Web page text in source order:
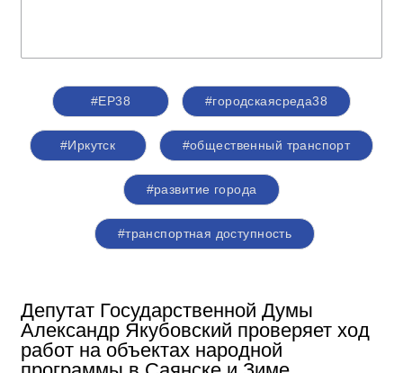
#ЕР38 #городскаясреда38
#Иркутск #общественный транспорт
#развитие города
#транспортная доступность
Депутат Государственной Думы
Александр Якубовский проверяет ход
работ на объектах народной